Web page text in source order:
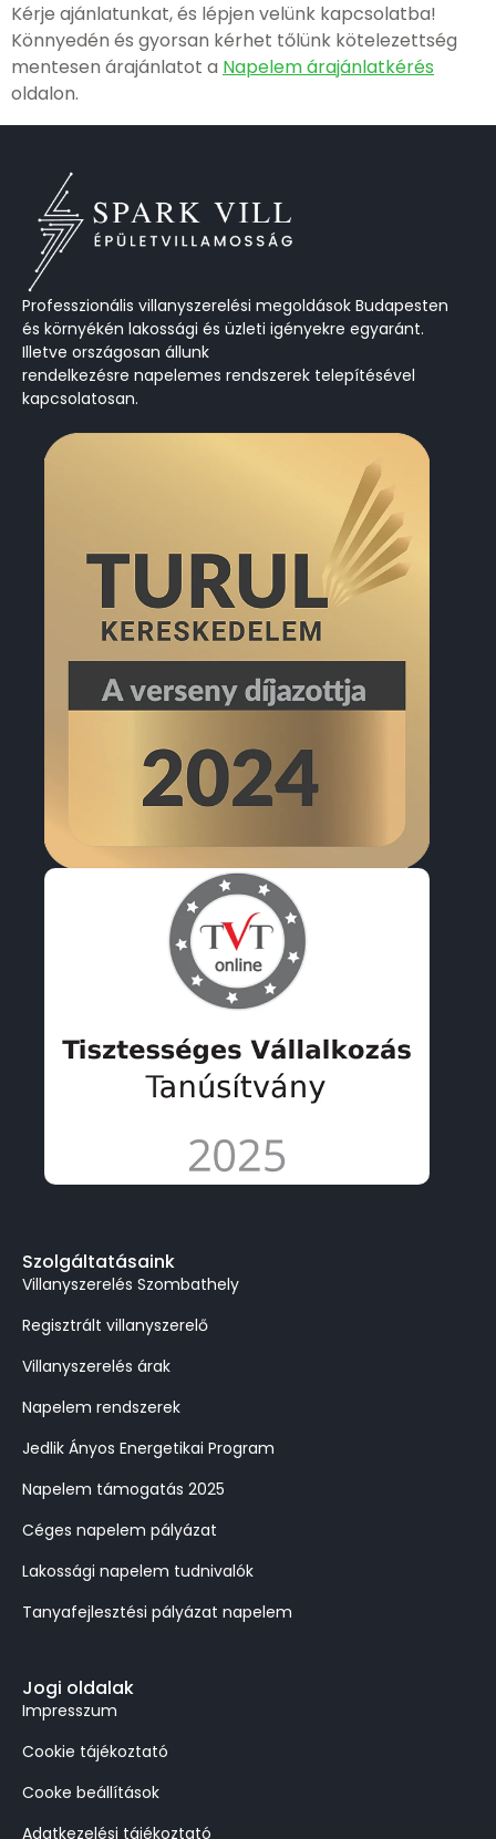
Kérje ajánlatunkat, és lépjen velünk kapcsolatba!
Könnyedén és gyorsan kérhet tőlünk kötelezettség
mentesen árajánlatot a Napelem árajánlatkérés
oldalon.
Professzionális villanyszerelési megoldások Budapesten
és környékén lakossági és üzleti igényekre egyaránt.
Illetve országosan állunk
rendelkezésre napelemes rendszerek telepítésével
kapcsolatosan.
Szolgáltatásaink
Villanyszerelés Szombathely
Regisztrált villanyszerelő
Villanyszerelés árak
Napelem rendszerek
Jedlik Ányos Energetikai Program
Napelem támogatás 2025
Céges napelem pályázat
Lakossági napelem tudnivalók
Tanyafejlesztési pályázat napelem
Jogi oldalak
Impresszum
Cookie tájékoztató
Cooke beállítások
Adatkezelési tájékoztató